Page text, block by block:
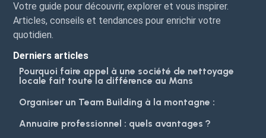
Votre guide pour découvrir, explorer et vous inspirer.
Articles, conseils et tendances pour enrichir votre
quotidien.
Derniers articles
Pourquoi faire appel à une société de nettoyage
locale fait toute la différence au Mans
Organiser un Team Building à la montagne :
Annuaire professionnel : quels avantages ?